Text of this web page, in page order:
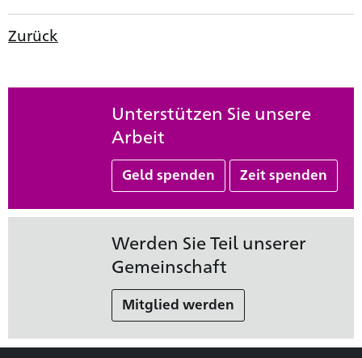
Zurück
Unterstützen Sie unsere
Arbeit
Geld spenden Zeit spenden
Werden Sie Teil unserer
Gemeinschaft
Mitglied werden